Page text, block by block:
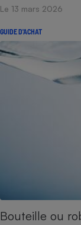
Le 13 mars 2026
GUIDE D'ACHAT
Bouteille ou